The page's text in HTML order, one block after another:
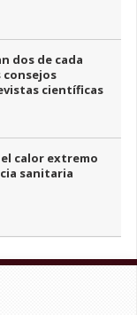
dos de cada
científicas
calor extremo
sanitaria